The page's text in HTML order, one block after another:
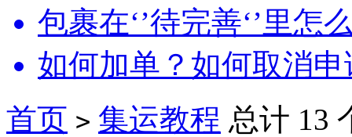
包裹在‘’待完善‘’里怎
如何加单？如何取消
首页 > 集运教程 总计 13